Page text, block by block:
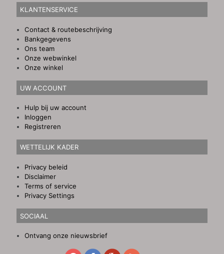
KLANTENSERVICE
Contact & routebeschrijving
Bankgegevens
Ons team
Onze webwinkel
Onze winkel
UW ACCOUNT
Hulp bij uw account
Inloggen
Registreren
WETTELIJK KADER
Privacy beleid
Disclaimer
Terms of service
Privacy Settings
SOCIAAL
Ontvang onze nieuwsbrief